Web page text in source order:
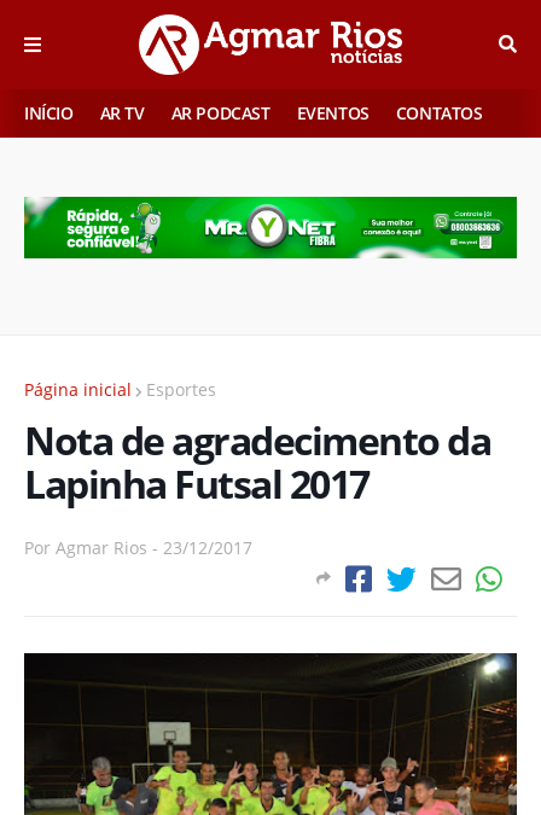
INÍCIO AR TV AR PODCAST EVENTOS CONTATOS
Página inicial Esportes
Nota de agradecimento da
Lapinha Futsal 2017
Por Agmar Rios - 23/12/2017